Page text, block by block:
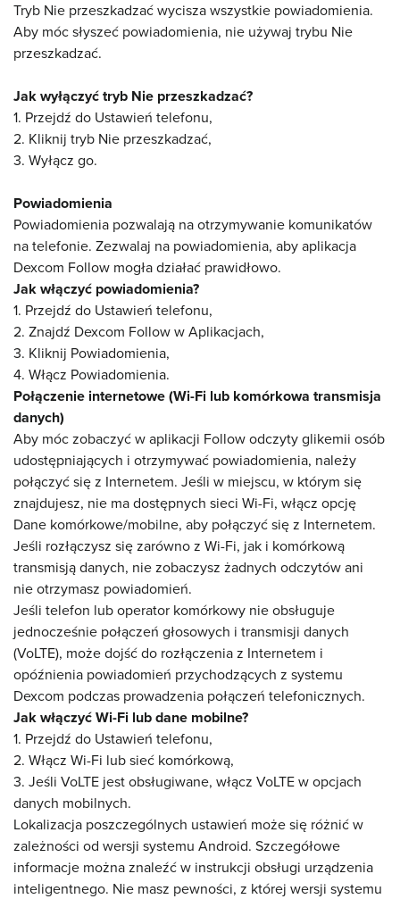
Tryb Nie przeszkadzać wycisza wszystkie powiadomienia.
Aby móc słyszeć powiadomienia, nie używaj trybu Nie
przeszkadzać.
Jak wyłączyć tryb Nie przeszkadzać?
1. Przejdź do Ustawień telefonu,
2. Kliknij tryb Nie przeszkadzać,
3. Wyłącz go.
Powiadomienia
Powiadomienia pozwalają na otrzymywanie komunikatów
na telefonie. Zezwalaj na powiadomienia, aby aplikacja
Dexcom Follow mogła działać prawidłowo.
Jak włączyć powiadomienia?
1. Przejdź do Ustawień telefonu,
2. Znajdź Dexcom Follow w Aplikacjach,
3. Kliknij Powiadomienia,
4. Włącz Powiadomienia.
Połączenie internetowe (Wi-Fi lub komórkowa transmisja
danych)
Aby móc zobaczyć w aplikacji Follow odczyty glikemii osób
udostępniających i otrzymywać powiadomienia, należy
połączyć się z Internetem. Jeśli w miejscu, w którym się
znajdujesz, nie ma dostępnych sieci Wi-Fi, włącz opcję
Dane komórkowe/mobilne, aby połączyć się z Internetem.
Jeśli rozłączysz się zarówno z Wi-Fi, jak i komórkową
transmisją danych, nie zobaczysz żadnych odczytów ani
nie otrzymasz powiadomień.
Jeśli telefon lub operator komórkowy nie obsługuje
jednocześnie połączeń głosowych i transmisji danych
(VoLTE), może dojść do rozłączenia z Internetem i
opóźnienia powiadomień przychodzących z systemu
Dexcom podczas prowadzenia połączeń telefonicznych.
Jak włączyć Wi-Fi lub dane mobilne?
1. Przejdź do Ustawień telefonu,
2. Włącz Wi-Fi lub sieć komórkową,
3. Jeśli VoLTE jest obsługiwane, włącz VoLTE w opcjach
danych mobilnych.
Lokalizacja poszczególnych ustawień może się różnić w
zależności od wersji systemu Android. Szczegółowe
informacje można znaleźć w instrukcji obsługi urządzenia
inteligentnego. Nie masz pewności, z której wersji systemu